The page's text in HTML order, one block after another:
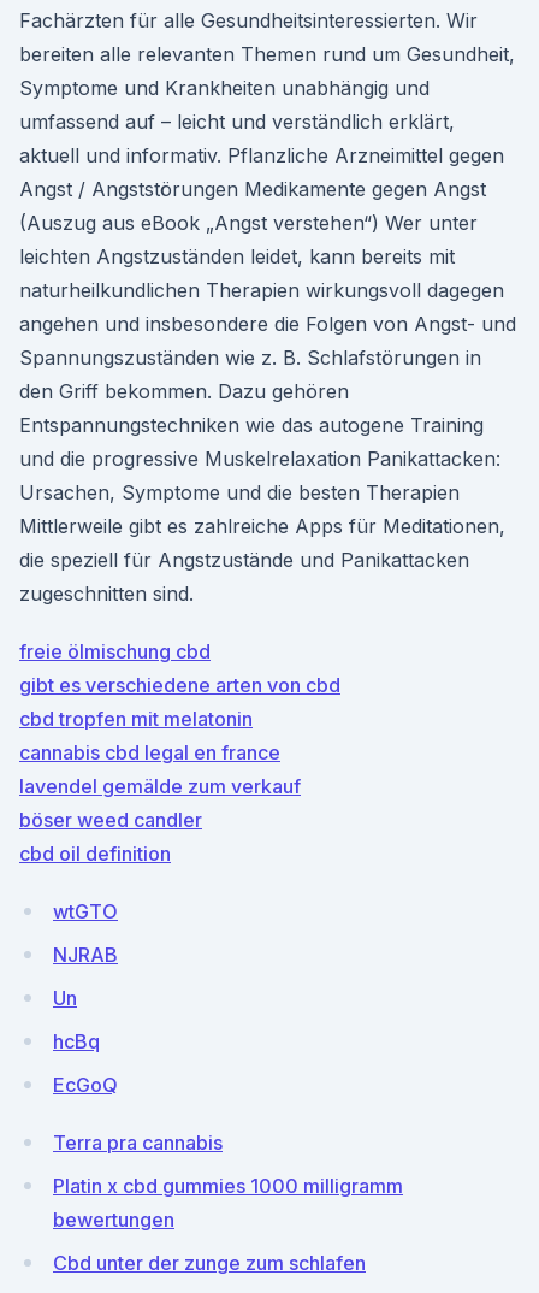
Fachärzten für alle Gesundheitsinteressierten. Wir
bereiten alle relevanten Themen rund um Gesundheit,
Symptome und Krankheiten unabhängig und
umfassend auf – leicht und verständlich erklärt,
aktuell und informativ. Pflanzliche Arzneimittel gegen
Angst / Angststörungen Medikamente gegen Angst
(Auszug aus eBook „Angst verstehen“) Wer unter
leichten Angstzuständen leidet, kann bereits mit
naturheilkundlichen Therapien wirkungsvoll dagegen
angehen und insbesondere die Folgen von Angst- und
Spannungszuständen wie z. B. Schlafstörungen in
den Griff bekommen. Dazu gehören
Entspannungstechniken wie das autogene Training
und die progressive Muskelrelaxation Panikattacken:
Ursachen, Symptome und die besten Therapien
Mittlerweile gibt es zahlreiche Apps für Meditationen,
die speziell für Angstzustände und Panikattacken
zugeschnitten sind.
freie ölmischung cbd
gibt es verschiedene arten von cbd
cbd tropfen mit melatonin
cannabis cbd legal en france
lavendel gemälde zum verkauf
böser weed candler
cbd oil definition
wtGTO
NJRAB
Un
hcBq
EcGoQ
Terra pra cannabis
Platin x cbd gummies 1000 milligramm
bewertungen
Cbd unter der zunge zum schlafen